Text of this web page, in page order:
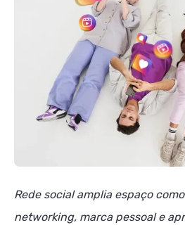
Rede social amplia espaço
networking, marca pessoal e